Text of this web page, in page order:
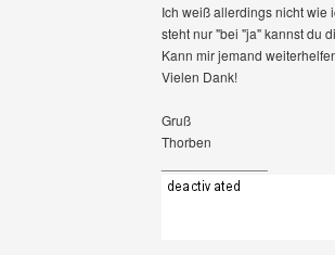
Ich weiß allerdings nicht wie
steht nur "bei "ja" kannst du
Kann mir jemand
Vielen Dank!
Gruß
Thorben